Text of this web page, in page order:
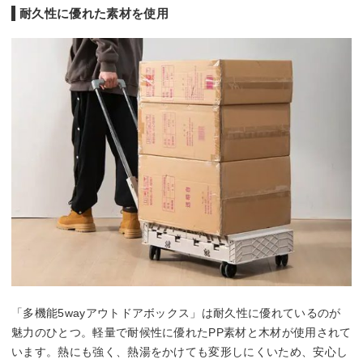
耐久性に優れた素材を使用
「多機能5wayアウトドアボックス」は耐久性に優れているのが
魅力のひとつ。軽量で耐候性に優れたPP素材と木材が使用されて
います。熱にも強く、熱湯をかけても変形しにくいため、安心し